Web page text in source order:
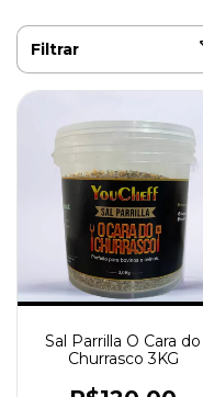
Filtrar
Sal Parrilla O Cara do
Churrasco 3KG